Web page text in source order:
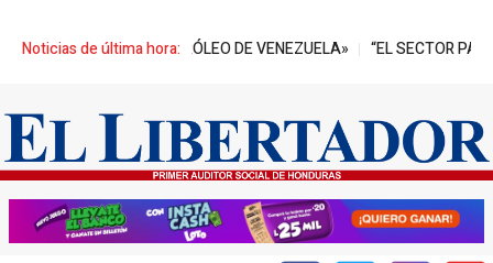
Noticias de última hora:
DE PETRÓLEO DE VENEZUELA» “EL SECTOR PALMERO